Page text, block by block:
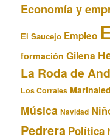
Economía y
El Saucejo Empleo
formación Gilena
La Roda de
Los Corrales
Música Navidad
Pedrera Política